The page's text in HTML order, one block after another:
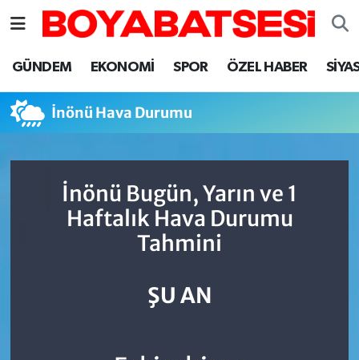
GÜNDEM EKONOMİ SPOR ÖZEL HABER
İnönü Hava Durumu
İnönü Bugün, Yarın ve 1
Haftalık Hava Durumu
Tahmini
ŞU AN
Sinop Nöbetçi Eczaneler
Sinop Hava Durumu
Sinop Trafik Yoğunluk Haritası
Süper Lig Puan Durumu ve Fikstür
Son Dakika Haberleri